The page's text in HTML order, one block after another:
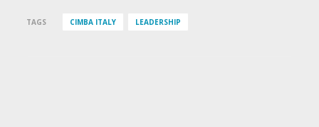
TAGS CIMBA ITALY LEADERSHIP